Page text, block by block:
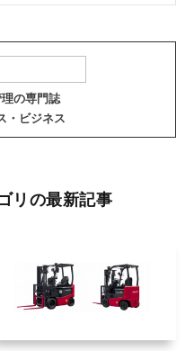
の専門誌
・ビジネス
リの最新記事